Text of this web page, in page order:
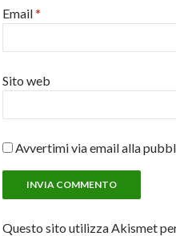
Email*
Sito web
Avvertimi via email alla
Questo sito utilizza Akismet